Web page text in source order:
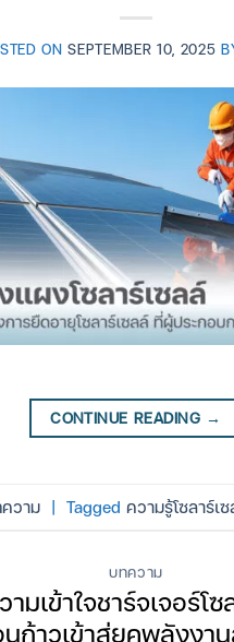
ONSEPTEMBER 10, 2025
CONTINUE READING →
วาม | Tagged ความรู้โซลาร์เ
บทความ
ามเข้าใจชาร์จเจอร์โ
ก้าวเข้าสู่ยุคพลังงา